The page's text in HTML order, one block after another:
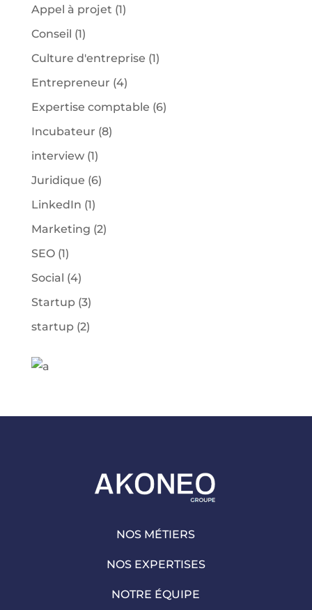
Appel à projet (1)
Conseil (1)
Culture d'entreprise (1)
Entrepreneur (4)
Expertise comptable (6)
Incubateur (8)
interview(1)
Juridique (6)
LinkedIn (1)
Marketing (2)
SEO(1)
Social (4)
Startup(3)
startup(2)
NOS MÉTIERS
NOS EXPERTISES
NOTRE ÉQUIPE